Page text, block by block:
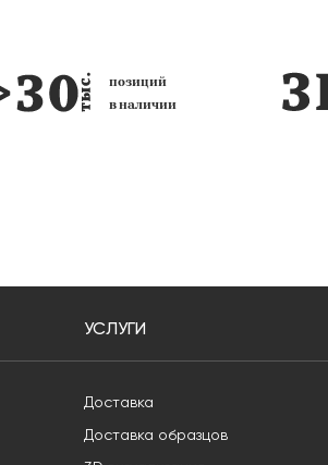
позиций
в наличии
УСЛУГИ
Доставка
Доставка образцов